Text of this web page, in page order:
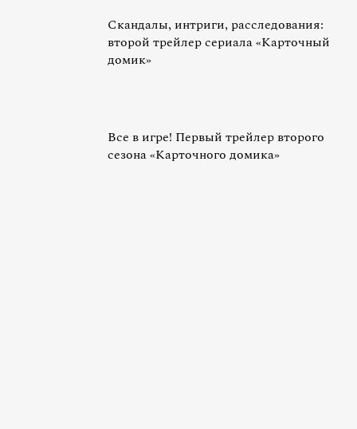
Скандалы, интриги, расследования:
второй трейлер сериала «Карточный
домик»
Все в игре! Первый трейлер второго
сезона «Карточного домика»